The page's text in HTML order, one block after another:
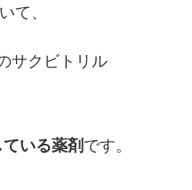
て、
サクビトリル
いる薬剤です。